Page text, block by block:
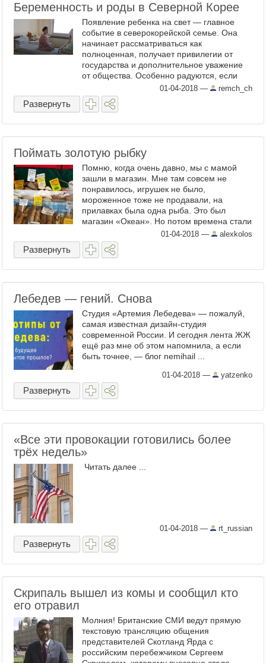
Беременность и роды в Северной Корее
Появление ребенка на свет — главное
событие в северокорейской семье. Она
начинает рассматриваться как
полноценная, получает привилегии от
государства и дополнительное уважение
от общества. Особенно радуются, если
рождается мальчик. Раньше на
полуострове период вынашивания
ребенка, ...
01-04-2018 — remch_ch
Развернуть
Поймать золотую рыбку
Помню, когда очень давно, мы с мамой
зашли в магазин. Мне там совсем не
понравилось, игрушек не было,
мороженное тоже не продавали, на
прилавках была одна рыба. Это был
магазин «Океан». Но потом времена стали
резко меняться, в этом магазине стали
торговать совершенно другим товаром, а
...
01-04-2018 — alexkolos
Развернуть
Лебедев — гений. Снова
Студия «Артемия Лебедева» — пожалуй,
самая известная дизайн-студия
современной России. И сегодня лента ЖЖ
ещё раз мне об этом напомнила, а если
быть точнее, — блог nemihail ...
01-04-2018 — yatzenko
Развернуть
«Все эти провокации готовились более
трёх недель»
​ Читать далее ...
01-04-2018 — rt_russian
Развернуть
Скрипаль вышел из комы и сообщил кто
его отравил
Молния! Британские СМИ ведут прямую
текстовую трансляцию общения
представителей Скотланд Ярда с
российским перебежчиком Сергеем